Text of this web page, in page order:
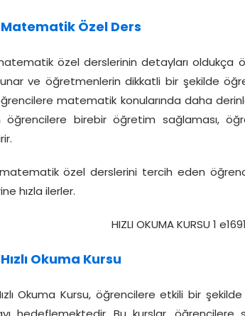
Özel Ders
özel derslerinin detayları oldukça
ve öğretmenlerin dikkatli bir şekilde
matematik konularında daha
öğrencilere birebir öğretim sağlaması,
özel derslerini tercih eden
hızla ilerler.
Okuma Kursu
Okuma Kursu, öğrencilere etkili bir